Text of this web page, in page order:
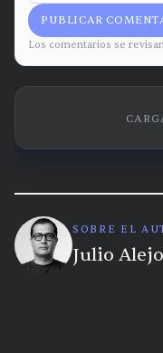
PUBLICAR
Los comentarios se
SOBRE EL
Julio Alejo